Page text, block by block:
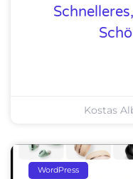
Kostas
WordPress